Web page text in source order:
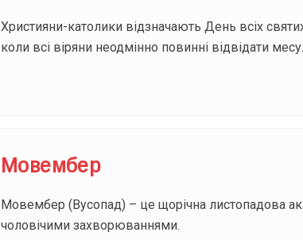
Християни-католики відзначають День всіх
коли всі віряни неодмінно повинні відвідати месу.
Мовембер
Мовембер (Вусопад) – це щорічна листопадова
чоловічими захворюваннями.